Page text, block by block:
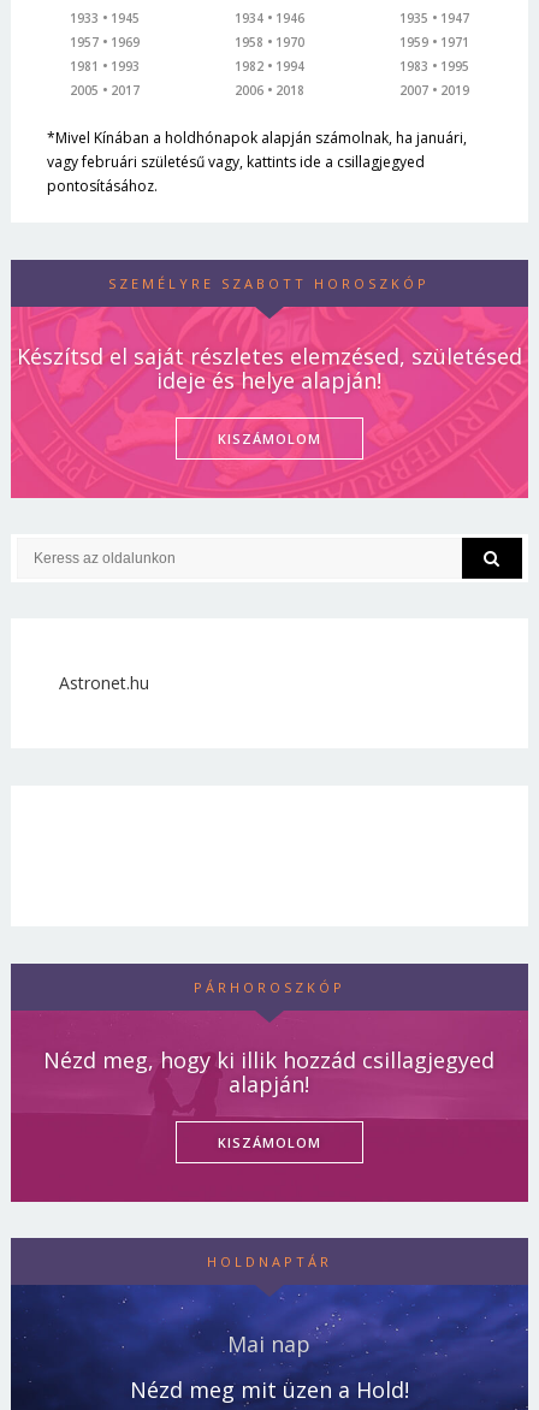
1933
1945
1957
1969
1981
1993
2005
2017
1934
1946
1958
1970
1982
1994
2006
2018
1935
1947
1959
1971
1983
1995
2007
2019
*Mivel Kínában a holdhónapok alapján számolnak, ha januári,
vagy februári születésű vagy, kattints ide a csillagjegyed
pontosításához.
SZEMÉLYRE SZABOTT HOROSZKÓP
Készítsd el saját részletes elemzésed, születésed
ideje és helye alapján!
KISZÁMOLOM
Astronet.hu
PÁRHOROSZKÓP
Nézd meg, hogy ki illik hozzád csillagjegyed
alapján!
KISZÁMOLOM
HOLDNAPTÁR
Mai nap
Nézd meg mit üzen a Hold!